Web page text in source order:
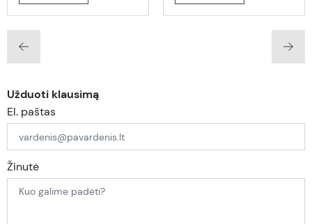
Užduoti klausimą
El. paštas
Žinutė